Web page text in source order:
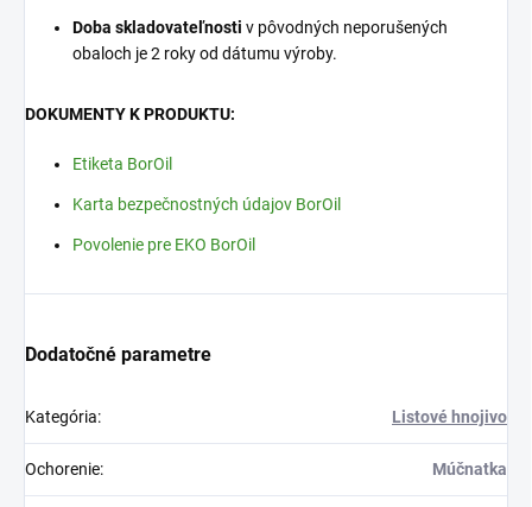
Doba skladovateľnosti v pôvodných neporušených
obaloch je 2 roky od dátumu výroby.
DOKUMENTY K PRODUKTU:
Etiketa BorOil
Karta bezpečnostných údajov BorOil
Povolenie pre EKO BorOil
Dodatočné parametre
Kategória: Listové hnojivo
Ochorenie: Múčnatka